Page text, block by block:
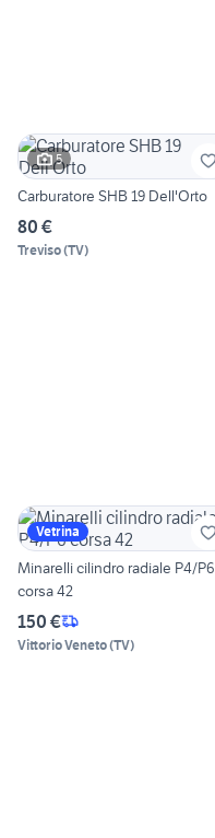
5
Carburatore SHB 19 Dell'Orto
80 €
Treviso(TV)
Vetrina
Minarelli cilindro radiale P4/P6
corsa 42
150 €
Vittorio Veneto(TV)